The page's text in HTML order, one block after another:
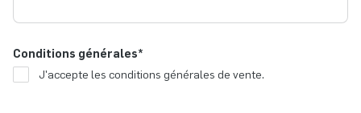
Conditions générales*
J'accepte les conditions générales de vente.